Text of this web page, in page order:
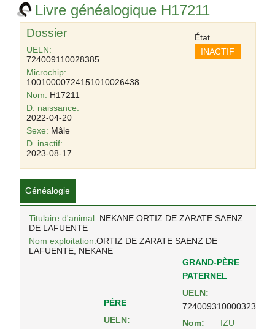
Livre généalogique H17211
Dossier
UELN:
724009110028385
Microchip:
10010000724151010026438
Nom: H17211
D. naissance:
2022-04-20
Sexe: Mâle
État
INACTIF
D. inactif:
2023-08-17
Généalogie
Titulaire d'animal: NEKANE ORTIZ DE ZARATE SAENZ
DE LAFUENTE
Nom exploitation:ORTIZ DE ZARATE SAENZ DE
LAFUENTE, NEKANE
PÈRE
UELN:
GRAND-PÈRE
PATERNEL
UELN:
724009310000323
Nom:
IZU